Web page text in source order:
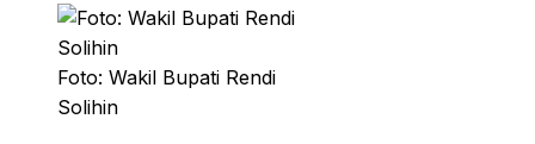
Foto: Wakil Bupati Rendi
Solihin